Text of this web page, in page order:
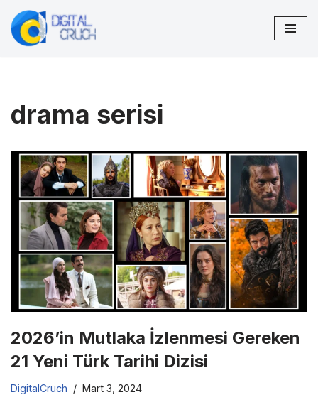
İçeriğe
drama serisi
2026’in Mutlaka İzlenmesi Gereken
21 Yeni Türk Tarihi Dizisi
DigitalCruch Mart 3, 2024